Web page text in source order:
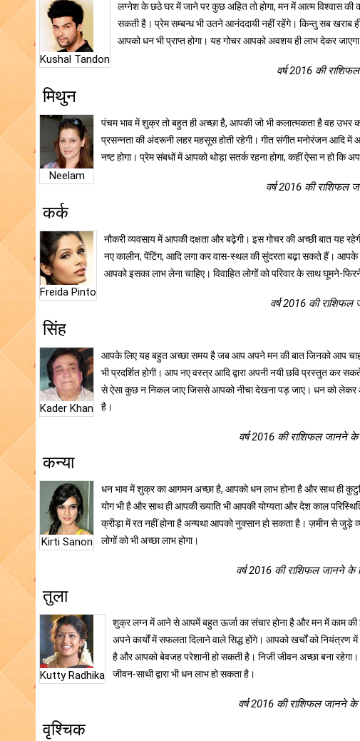
Kushal Tandon
लग्नेश के छठे घर में जाने पर कुछ अहित तो होगा, मन में आत्म विश्वास की
सकती है। प्रेम सम्बन्ध भी उतने आनंददायी नहीं रहेंगे। किन्तु सब खराब
आपको धन भी प्राप्त होगा। यह गोचर आपको अवशय ही लाभ देकर
वर्ष 2016 की
मिथुन
Neelam
पंचम भाव में शुक्र तो बहुत ही अच्छा है, आपकी जो भी कलात्मकता है वह
प्रसन्नता की अंदरूनी लहर महसूस होती रहेगी। गीत संगीत मनोरंजन आदि
नष्ट होगा। प्रेम संबधों में आपको थोड़ा सतर्क रहना होगा, कहीं ऐसा न हो
वर्ष 2016 की राशिफल
कर्क
Freida Pinto
नौकरी व्यवसाय में आपकी दक्षता और बढ़ेगी। इस गोचर की अच्छी बात
नए कालीन, पेंटिंग, आदि लगा कर वास-स्थल की सुंदरता बढ़ा सकते हैं।
आपको इसका लाभ लेना चाहिए। विवाहित लोगों को परिवार के साथ घूमने-
वर्ष 2016 की
सिंह
Kader Khan
आपके लिए यह बहुत अच्छा समय है जब आप अपने मन की बात जिनको आप
भी प्रदर्शित होगी। आप नए वस्त्र आदि द्वारा अपनी नयी छवि प्रस्तुत
से ऐसा कुछ न निकल जाए जिससे आपको नीचा देखना पड़ जाए। धन को लेकर
है।
वर्ष 2016 की राशिफल जानने
कन्या
Kirti Sanon
धन भाव में शुक्र का आगमन अच्छा है, आपको धन लाभ होना है और साथ ही
योग भी है और साथ ही आपकी ख्याति भी आपकी योग्यता और देश काल
क्रीड़ा में रत नहीं होना है अन्यथा आपको नुक्सान हो सकता है। ज़मीन से जुड़े
लोगों को भी अच्छा लाभ होगा।
वर्ष 2016 की राशिफल जानने के
तुला
Kutty Radhika
शुक्र लग्न में आने से आपमें बहुत ऊर्जा का संचार होना है और मन में काम
अपने कार्यों में सफलता दिलाने वाले सिद्ध होंगे। आपको खर्चों को
है और आपको बेवजह परेशानी हो सकती है। निजी जीवन अच्छा बना
जीवन-साथी द्वारा भी धन लाभ हो सकता है।
वर्ष 2016 की राशिफल जानने
वृश्चिक